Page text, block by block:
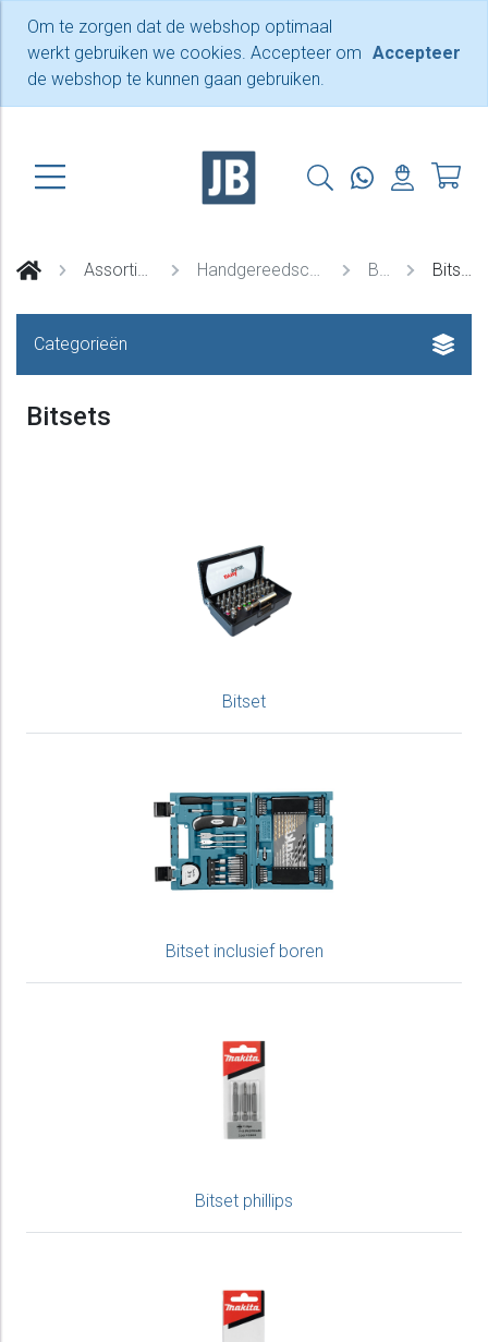
Om te zorgen dat de webshop optimaal
werkt gebruiken we cookies. Accepteer om
de webshop te kunnen gaan gebruiken.
Accepteer
Assortiment Handgereedschappen Bits Bitsets
Categorieën
Bitsets
Bitset
Bitset inclusief boren
Bitset phillips